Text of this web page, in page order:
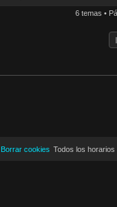
6 temas •
Todos los horarios
Borrar cookies